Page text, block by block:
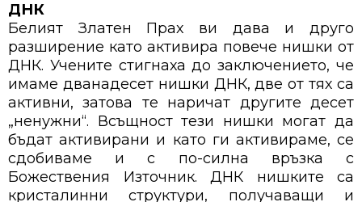
ДНК
Белият Златен Прах ви дава и друго
разширение като активира повече нишки от
ДНК. Учените стигнаха до заключението, че
имаме дванадесет нишки ДНК, две от тях са
активни, затова те наричат другите десет
„ненужни“. Всъщност тези нишки могат да
бъдат активирани и като ги активираме, се
сдобиваме и с по-силна връзка с
Божествения Източник. ДНК нишките са
кристалинни структури, получаващи и